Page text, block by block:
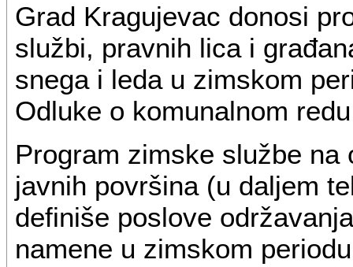
Grad Kragujevac donosi
službi, pravnih lica i
snega i leda u zimskom
Odluke o komunalnom
Program zimske službe
javnih površina (u daljem
definiše poslove
namene u zimskom